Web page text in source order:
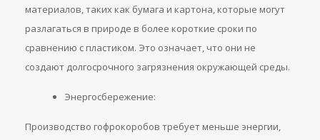
материалов, таких как бумага и картона, которые могут
разлагаться в природе в более короткие сроки по
сравнению с пластиком. Это означает, что они не
создают долгосрочного загрязнения окружающей среды.
Энергосбережение:
Производство гофрокоробов требует меньше энергии,